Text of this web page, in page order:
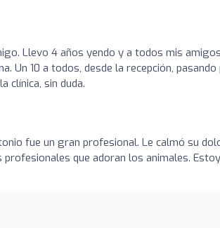
Llevo 4 años yendo y a todos mis
Un 10 a todos, desde la recepción,
clínica, sin duda.
fue un gran profesional. Le calmó su
que adoran los animales. Estoy